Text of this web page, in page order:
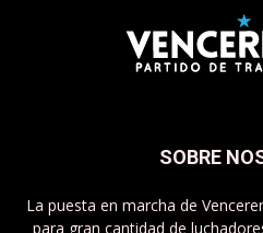
SOBRE
La puesta en marcha de
para gran cantidad de